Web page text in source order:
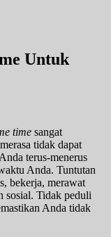
Untuk
time sangat
tidak dapat
terus-menerus
Anda. Tuntutan
bekerja, merawat
sosial. Tidak peduli
Anda tidak